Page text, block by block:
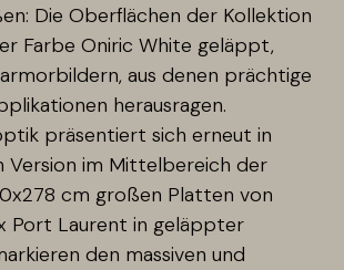
Die Oberflächen der Kollektion
Farbe Oniric White geläppt,
aus denen prächtige
herausragen.
präsentiert sich erneut in
Version im Mittelbereich der
cm großen Platten von
Port Laurent in geläppter
den massiven und